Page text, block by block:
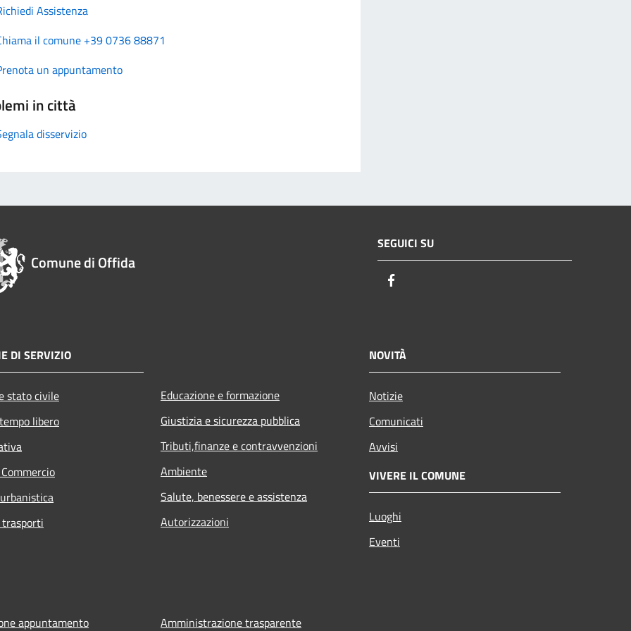
Assistenza
il comune +39 0736 88871
un appuntamento
in città
disservizio
Comune di Offida
SEGUICI SU
DI SERVIZIO
stato civile
libero
Educazione e formazione
Giustizia e sicurezza pubblica
Tributi,finanze e contravvenzioni
Ambiente
Salute, benessere e assistenza
Autorizzazioni
NOVITÀ
Notizie
Comunicati
Avvisi
VIVERE IL COMUNE
Luoghi
Eventi
appuntamento Amministrazione trasparente